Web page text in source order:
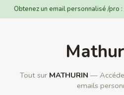
Obtenez un email personnalisé /pro :
Tout sur MATHURIN —
emails